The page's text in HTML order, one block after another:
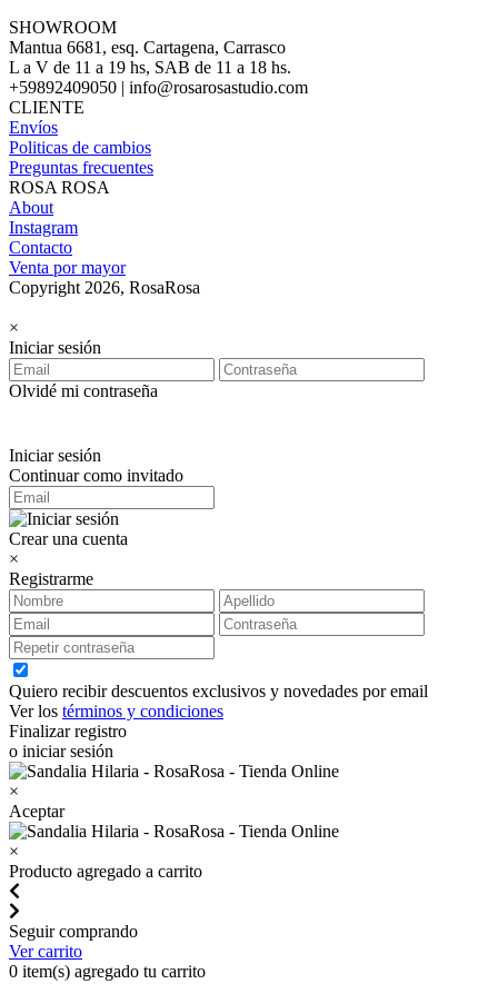
SHOWROOM
Mantua 6681, esq. Cartagena, Carrasco
L a V de 11 a 19 hs, SAB de 11 a 18 hs.
+59892409050 | info@rosarosastudio.com
CLIENTE
Envíos
Politicas de cambios
Preguntas frecuentes
ROSA ROSA
About
Instagram
Contacto
Venta por mayor
Copyright 2026, RosaRosa
×
Iniciar sesión
Olvidé mi contraseña
Iniciar sesión
Continuar como invitado
Crear una cuenta
×
Registrarme
Quiero recibir descuentos exclusivos y novedades por email
Ver los términos y condiciones
Finalizar registro
o iniciar sesión
×
Aceptar
×
Producto agregado a carrito
Seguir comprando
Ver carrito
0 item(s) agregado tu carrito